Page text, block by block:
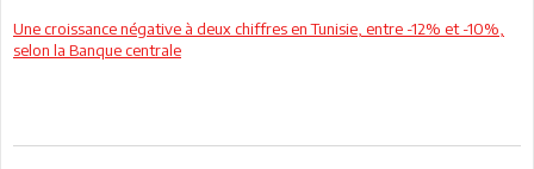
Une croissance négative à deux chiffres en Tunisie, entre -12% et -10%,
selon la Banque centrale